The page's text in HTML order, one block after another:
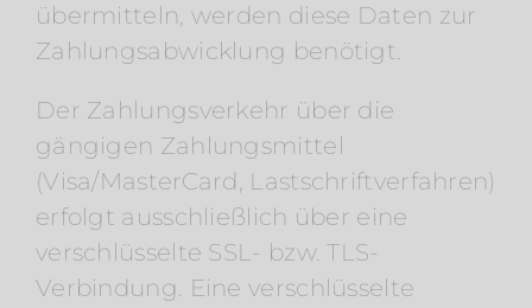
übermitteln, werden diese Daten zur
Zahlungsabwicklung benötigt.
Der Zahlungsverkehr über die
gängigen Zahlungsmittel
(Visa/MasterCard, Lastschriftverfahren)
erfolgt ausschließlich über eine
verschlüsselte SSL- bzw. TLS-
Verbindung. Eine verschlüsselte